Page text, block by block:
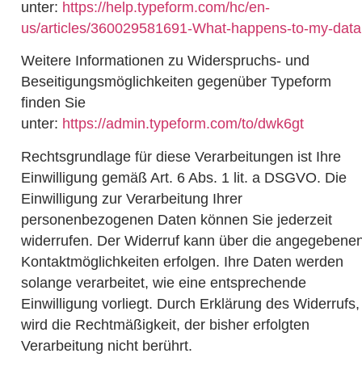
unter: https://help.typeform.com/hc/en-
us/articles/360029581691-What-happens-to-my-data
Weitere Informationen zu Widerspruchs- und
Beseitigungsmöglichkeiten gegenüber Typeform
finden Sie
unter: https://admin.typeform.com/to/dwk6gt
Rechtsgrundlage für diese Verarbeitungen ist Ihre
Einwilligung gemäß Art. 6 Abs. 1 lit. a DSGVO. Die
Einwilligung zur Verarbeitung Ihrer
personenbezogenen Daten können Sie jederzeit
widerrufen. Der Widerruf kann über die
Kontaktmöglichkeiten erfolgen. Ihre Daten werden
solange verarbeitet, wie eine entsprechende
Einwilligung vorliegt. Durch Erklärung des Widerrufs,
wird die Rechtmäßigkeit, der bisher erfolgten
Verarbeitung nicht berührt.